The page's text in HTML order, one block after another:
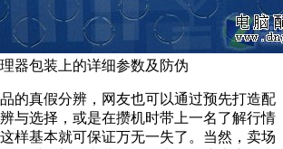
器包装上的详细参数及防伪
的真假分辨，网友也可以通过预先打造配
与选择，或是在攒机时带上一名了解行情
样基本就可保证万无一失了。当然，卖场